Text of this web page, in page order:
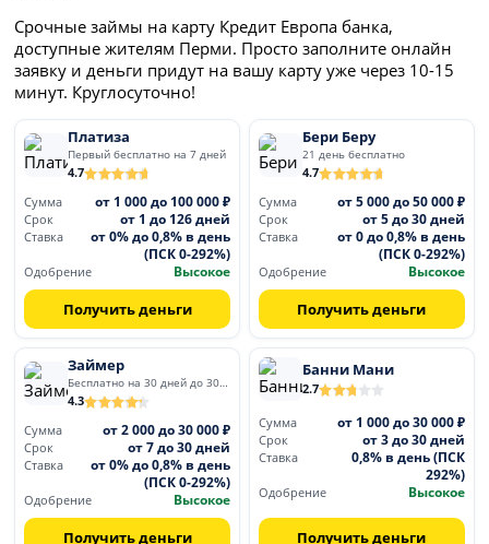
Срочные займы на карту Кредит Европа банка,
доступные жителям Перми. Просто заполните онлайн
заявку и деньги придут на вашу карту уже через 10-15
минут. Круглосуточно!
Платиза
Первый бесплатно на 7 дней
4.7
Сумма
от 1 000 до 100 000 ₽
Срок от 1 до 126 дней
Ставка
от 0% до 0,8% в день
(ПСК 0-292%)
Одобрение Высокое
Получить деньги
Бери Беру
21 день бесплатно
4.7
Сумма
от 5 000 до 50 000 ₽
Срок от 5 до 30 дней
Ставка
от 0 до 0,8% в день
(ПСК 0-292%)
Одобрение Высокое
Получить деньги
Займер
Бесплатно на 30 дней до 30 000
4.3
Сумма
от 2 000 до 30 000 ₽
Срок от 7 до 30 дней
Ставка
от 0% до 0,8% в день
(ПСК 0-292%)
Одобрение Высокое
Получить деньги
Банни Мани
2.7
Сумма от 1 000 до 30 000 ₽
Срок от 3 до 30 дней
Ставка
0,8% в день (ПСК
292%)
Одобрение Высокое
Получить деньги